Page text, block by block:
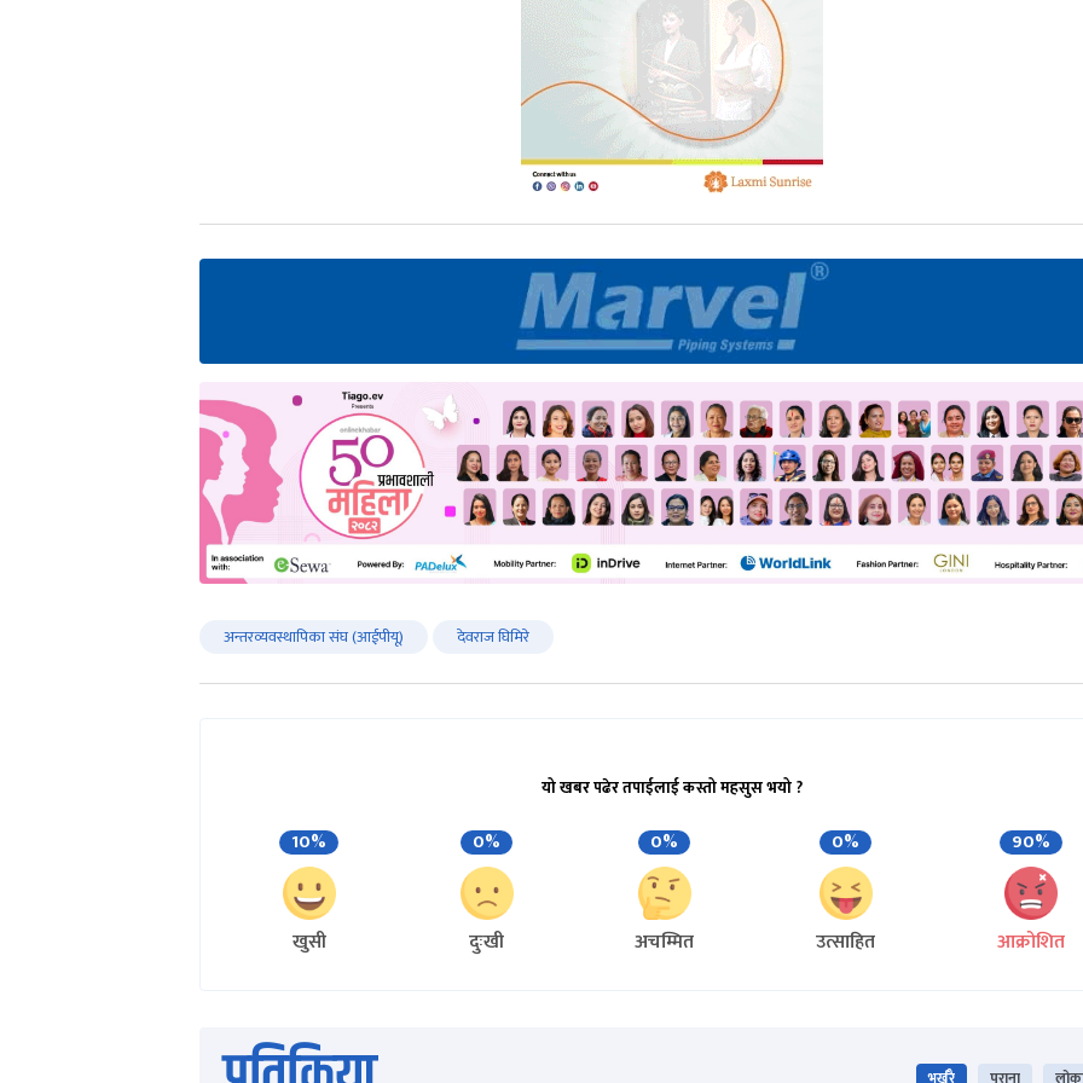
अन्तरव्यवस्थापिका संघ (आईपीयू) देवराज घिमिरे
यो खबर पढेर तपाईलाई कस्तो महसुस भयो ?
10%
खुसी
0%
दुःखी
0%
अचम्मित
0%
उत्साहित
90%
आक्रोशित